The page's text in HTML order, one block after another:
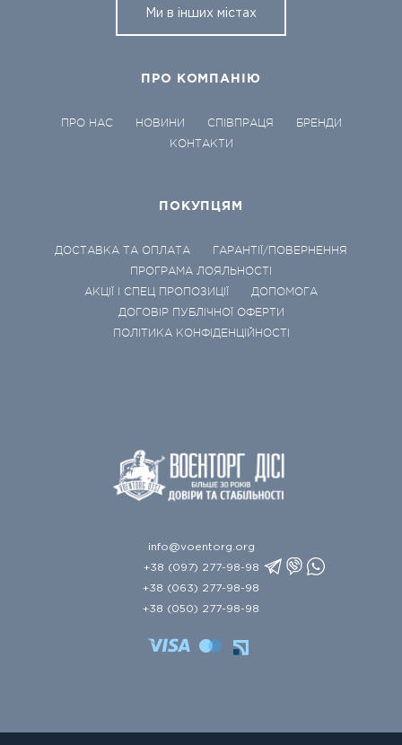
Ми в інших містах
ПРО КОМПАНІЮ
ПРО НАС НОВИНИ СПІВПРАЦЯ
БРЕНДИ
КОНТАКТИ
ПОКУПЦЯМ
ДОСТАВКА ТА ОПЛАТА
ГАРАНТІЇ/ПОВЕРНЕННЯ
ПРОГРАМА ЛОЯЛЬНОСТІ
АКЦІЇ І СПЕЦ ПРОПОЗИЦІЇ
ДОПОМОГА
ДОГОВІР ПУБЛІЧНОЇ ОФЕРТИ
ПОЛІТИКА КОНФІДЕНЦІЙНОСТІ
info@voentorg.org
+38 (097) 277-98-98
+38 (063) 277-98-98
+38 (050) 277-98-98